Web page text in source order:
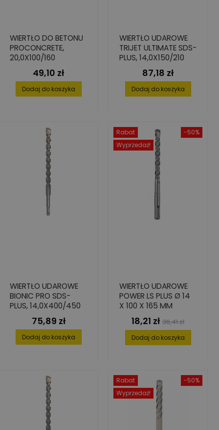
WIERTŁO DO BETONU
PROCONCRETE,
20,0X100/160
Cena
49,10 zł
Dodaj do koszyka
WIERTŁO UDAROWE
TRIJET ULTIMATE SDS-
PLUS, 14,0X150/210
Cena
87,18 zł
Dodaj do koszyka
WIERTŁO UDAROWE
BIONIC PRO SDS-
PLUS, 14,0X400/450
Cena
75,89 zł
Dodaj do koszyka
-50%
Rabat
Wyprzedaż!
WIERTŁO UDAROWE
POWER LS PLUS Ø 14
X 100 X 165 MM
Cena
18,21 zł Cena
podstawowa
36,41 zł
Dodaj do koszyka
-50%
Rabat
Wyprzedaż!